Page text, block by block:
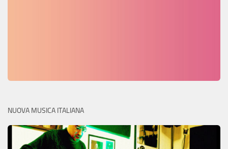
NUOVA MUSICA ITALIANA